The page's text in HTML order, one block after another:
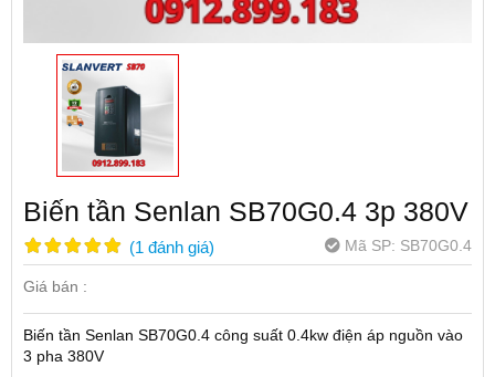
Biến tần Senlan SB70G0.4 3p 380V
(1 đánh giá) Mã SP: SB70G0.4
Giá bán :
Biến tần Senlan SB70G0.4 công suất 0.4kw điện áp nguồn vào
3 pha 380V